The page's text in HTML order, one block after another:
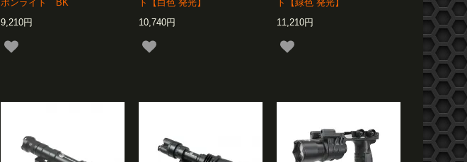
ポンライト BK
9,210円
ト【白色 発光】
10,740円
ト【緑色 発光】
11,210円